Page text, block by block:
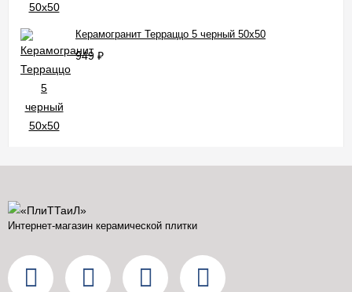
Керамогранит Терраццо 5 черный 50x50
949 ₽
Интернет-магазин керамической плитки